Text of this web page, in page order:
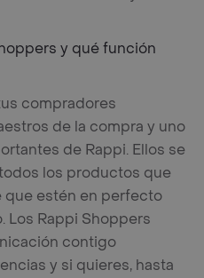
y qué función
compradores
de la compra y uno
de Rappi. Ellos se
los productos que
que estén en perfecto
Los Rappi Shoppers
contigo
y si quieres, hasta